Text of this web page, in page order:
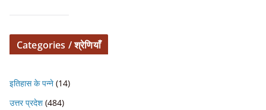
Categories / श्रेणियाँ
इतिहास के पन्ने (14)
उत्तर प्रदेश (484)